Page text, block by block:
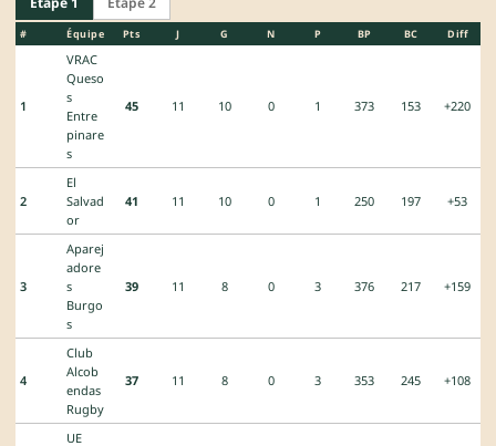
# Équipe Pts J G N P BP BC Diff
1
VRAC
Queso
s
Entre
pinare
s
45 11 10 0 1 373 153 +220
2
El
Salvad
or
41 11 10 0 1 250 197 +53
3
Aparej
adore
s
Burgo
s
39 11 8 0 3 376 217 +159
4
Club
Alcob
endas
Rugby
37 11 8 0 3 353 245 +108
UE